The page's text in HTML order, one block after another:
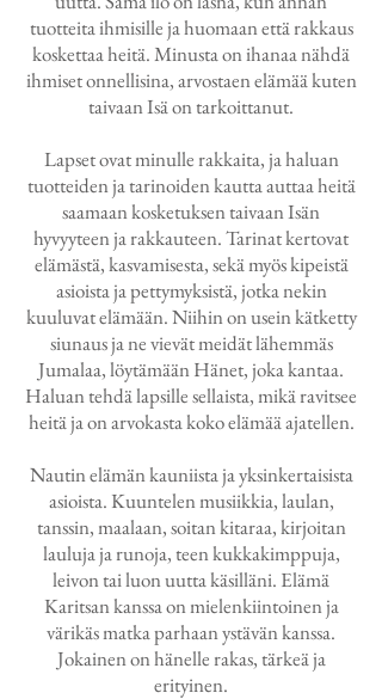
tuotteita ihmisille ja huomaan että rakkaus
koskettaa heitä. Minusta on ihanaa nähdä
ihmiset onnellisina, arvostaen elämää kuten
taivaan Isä on tarkoittanut.
Lapset ovat minulle rakkaita, ja haluan
tuotteiden ja tarinoiden kautta auttaa heitä
saamaan kosketuksen taivaan Isän
hyvyyteen ja rakkauteen. Tarinat kertovat
elämästä, kasvamisesta, sekä myös kipeistä
asioista ja pettymyksistä, jotka nekin
kuuluvat elämään. Niihin on usein kätketty
siunaus ja ne vievät meidät lähemmäs
Jumalaa, löytämään Hänet, joka kantaa.
Haluan tehdä lapsille sellaista, mikä ravitsee
heitä ja on arvokasta koko elämää ajatellen.
Nautin elämän kauniista ja yksinkertaisista
asioista. Kuuntelen musiikkia, laulan,
tanssin, maalaan, soitan kitaraa, kirjoitan
lauluja ja runoja, teen kukkakimppuja,
leivon tai luon uutta käsilläni. Elämä
Karitsan kanssa on mielenkiintoinen ja
värikäs matka parhaan ystävän kanssa.
Jokainen on hänelle rakas, tärkeä ja
erityinen.